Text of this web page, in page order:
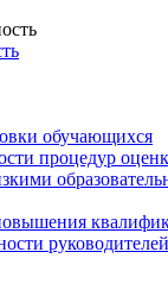
обучающихся
процедур